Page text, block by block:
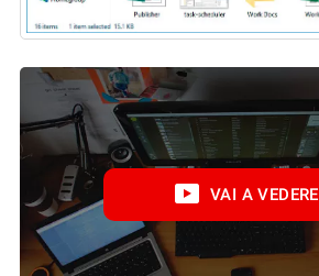
VAI A VEDERE